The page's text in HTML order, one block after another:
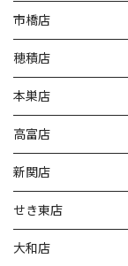
市橋店
穂積店
本巣店
高富店
新関店
せき東店
大和店